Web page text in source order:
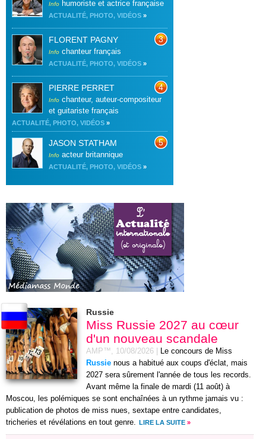
Info humoriste et actrice française
ACTUALITÉ, PHOTO, VIDÉOS »
3
FLORENT PAGNY
Info chanteur français
ACTUALITÉ, PHOTO, VIDÉOS »
4
PIERRE PERRET
Info chanteur, auteur-compositeur
et guitariste français
ACTUALITÉ, PHOTO, VIDÉOS »
5
JASON STATHAM
Info acteur britannique
ACTUALITÉ, PHOTO, VIDÉOS »
Russie
Miss Russie 2027 au cœur
d'un nouveau scandale
AMP™, 10/08/2026
Le concours de Miss
Russie nous a habitué aux coups d'éclat, mais
2027 sera sûrement l'année de tous les records.
Avant même la finale de mardi (11 août) à
Moscou, les polémiques se sont enchaînées à un rythme jamais vu :
publication de photos de miss nues, sextape entre candidates,
tricheries et révélations en tout genre. LIRE LA SUITE »